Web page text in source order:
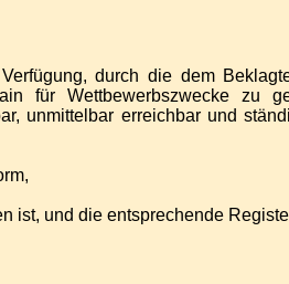
durch die dem
für Wettbewerbszwecke zu
unmittelbar erreichbar und
ist, und die entsprechende